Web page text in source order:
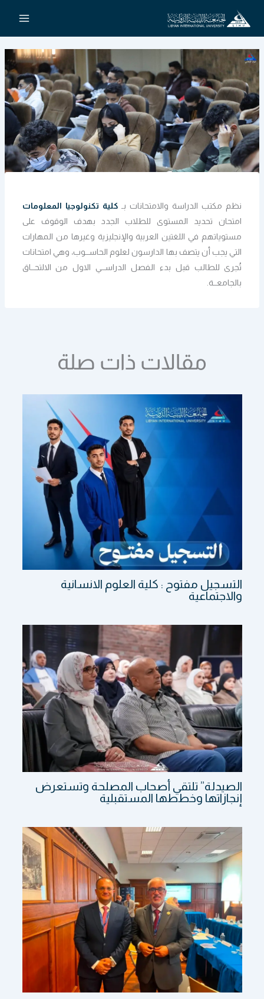
المحتوى
نظم مكتب الدراسة والامتحانات بـكلية تكنولوجيا المعلومات
امتحان تحديد المستوى للطلاب الجدد بهدف الوقوف على
مستوياتهم في اللغتين العربية والإنجليزية وغيرها من المهارات
التي يجب أن يتصف بها الدارسون لعلوم الحاســوب، وهي امتحانات
تُجرى للطالب قبل بدء الفصل الدراســي الاول من الالتحــاق
بالجامعــة.
مقالات ذات صلة
التسجيل مفتوح : كلية العلوم الانسانية
والاجتماعية
الصيدلة” تلتقي أصحاب المصلحة وتستعرض
إنجازاتها وخططها المستقبلية